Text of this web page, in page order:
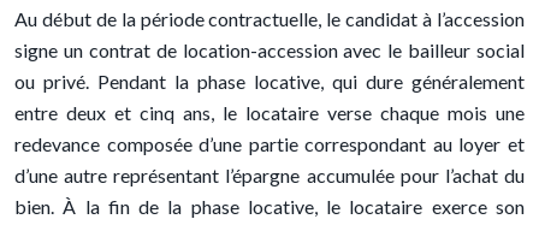
Au début de la période contractuelle, le candidat à l’accession
signe un contrat de location-accession avec le bailleur social
ou privé. Pendant la phase locative, qui dure généralement
entre deux et cinq ans, le locataire verse chaque mois une
redevance composée d’une partie correspondant au loyer et
d’une autre représentant l’épargne accumulée pour l’achat du
bien. À la fin de la phase locative, le locataire exerce son